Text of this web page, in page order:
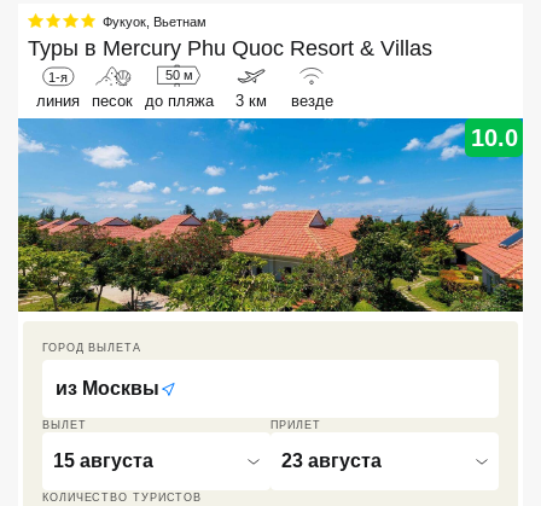
Фукуок Вьетнам
Туры в Mercury Phu Quoc Resort & Villas
1-я
линия песок
50 м
до пляжа 3 км везде
10.0
ВЫЛЕТ
15 августа
ПРИЛЕТ
23 августа
КОЛИЧЕСТВО ТУРИСТОВ
ГОРОД ВЫЛЕТА
из Москвы
Северный Гоа
Южный Гоа
Занзибар
Абхазия
Большой Сочи
Кав Мин Воды
Экскурсионные туры
VIP отели 5 звезд